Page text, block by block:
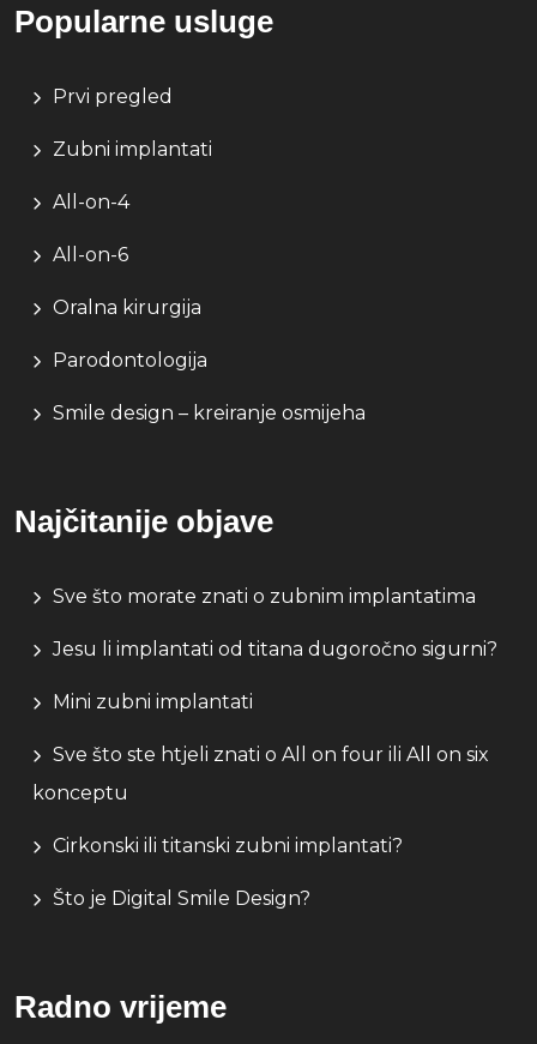
Popularne usluge
Prvi pregled
Zubni implantati
All-on-4
All-on-6
Oralna kirurgija
Parodontologija
Smile design – kreiranje osmijeha
Najčitanije objave
Sve što morate znati o zubnim implantatima
Jesu li implantati od titana dugoročno sigurni?
Mini zubni implantati
Sve što ste htjeli znati o All on four ili All on six
konceptu
Cirkonski ili titanski zubni implantati?
Što je Digital Smile Design?
Radno vrijeme